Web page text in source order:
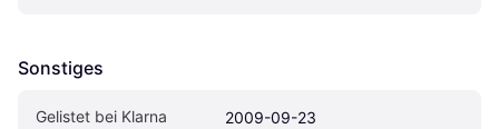
Sonstiges
Gelistet bei Klarna 2009-09-23